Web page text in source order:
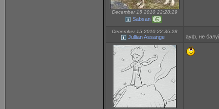
December 15 2010 22:28:29
Sabsan
December 15 2010 22:36:28
Jullian Assange ауф, не